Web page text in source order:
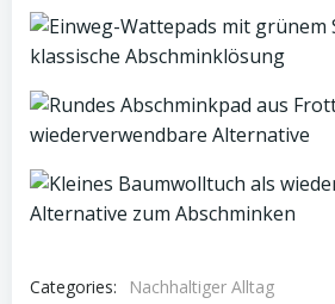
Categories: Nachhaltiger Alltag